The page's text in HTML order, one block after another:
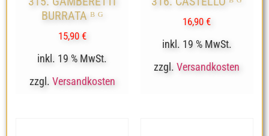
BURRATA ᴮ ᴳ
15,90 €
inkl. 19 % MwSt.
zzgl. Versandkosten
16,90€
inkl. 19 % MwSt.
zzgl.Versandkosten